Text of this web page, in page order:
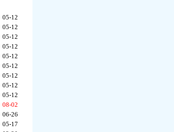
05-12
05-12
05-12
05-12
05-12
05-12
05-12
05-12
05-12
08-02
06-26
05-17